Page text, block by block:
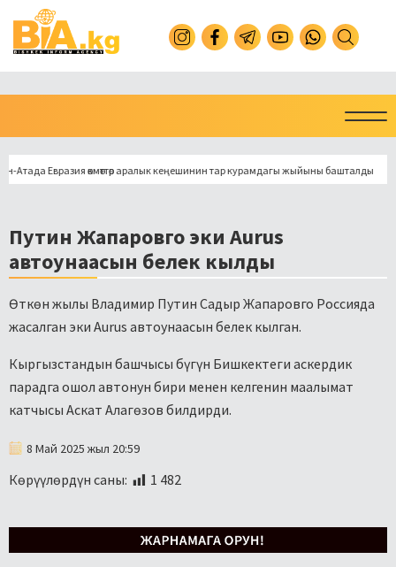
Евразия өкмөттөр аралык кеңешинин тар курамдагы жыйыны башталды
Путин Жапаровго эки Aurus
автоунаасын белек кылды
Өткөн жылы Владимир Путин Садыр Жапаровго Россияда
жасалган эки Aurus автоунаасын белек кылган.
Кыргызстандын башчысы бүгүн Бишкектеги аскердик
парадга ошол автонун бири менен келгенин маалымат
катчысы Аскат Алагөзов билдирди.
8 Май 2025 жыл 20:59
Көрүүлөрдүн саны: 1 482